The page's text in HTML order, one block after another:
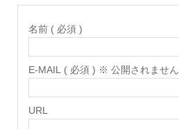
名前 ( 必須 )
E-MAIL ( 必須 ) ※ 公開されません
URL